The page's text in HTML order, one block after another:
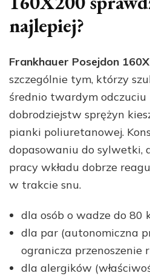
najlepiej?
Frankhauer Posejdon
szczególnie tym, którzy
średnio twardym odczuciu
dobrodziejstw sprężyn
pianki poliuretanowej.
dopasowaniu do sylwetki,
pracy wkładu dobrze
w trakcie snu.
dla osób o wadze do 80
dla par (autonomiczna
ogranicza przenoszenie
dla alergików